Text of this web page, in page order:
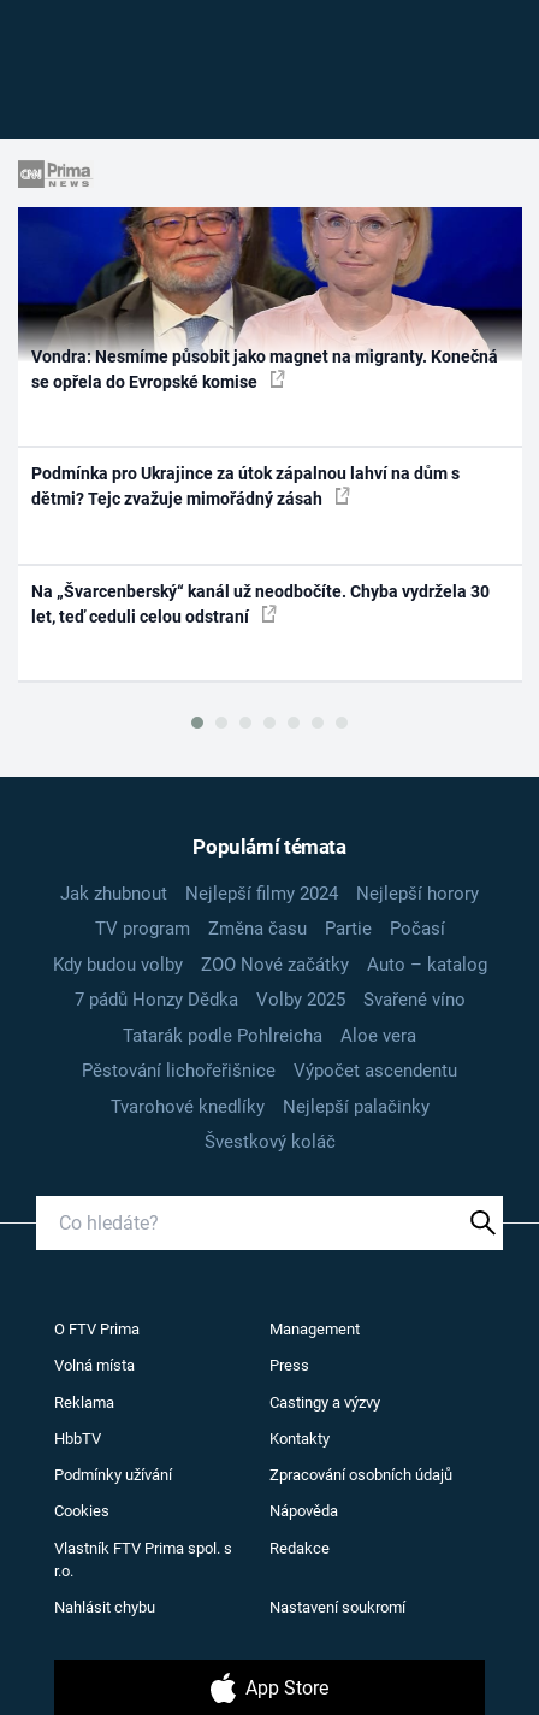
Vondra: Nesmíme působit jako magnet na migranty. Konečná
se opřela do Evropské komise
Podmínka pro Ukrajince za útok zápalnou lahví na dům s
dětmi? Tejc zvažuje mimořádný zásah
Na „Švarcenberský“ kanál už neodbočíte. Chyba vydržela 30
let, teď ceduli celou odstraní
Populární témata
Jak zhubnout Nejlepší filmy 2024
Nejlepší horory
TV program
Změna času Partie
Počasí
Kdy budou volby
ZOO Nové začátky
Auto – katalog
7 pádů Honzy Dědka
Volby 2025
Svařené víno
Tatarák podle Pohlreicha
Aloe vera
Pěstování lichořeřišnice
Výpočet ascendentu
Tvarohové knedlíky
Nejlepší palačinky
Švestkový koláč
O FTV Prima Management
Volná místa Press
Reklama Castingy a výzvy
HbbTV Kontakty
Podmínky užívání Zpracování osobních údajů
Cookies Nápověda
Vlastník FTV Prima spol. s
r.o.
Redakce
Nahlásit chybu Nastavení soukromí
App Store